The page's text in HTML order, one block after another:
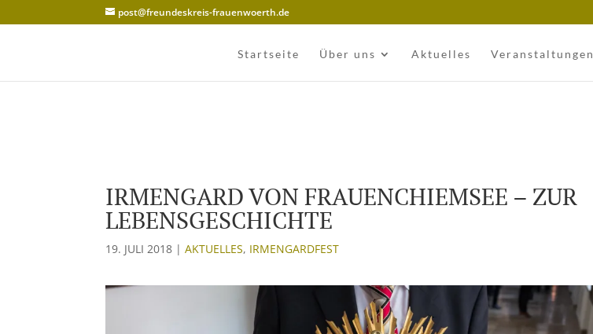
post@freundeskreis-frauenwoerth.de
Startseite Über uns Aktuelles Veranstaltungen
IRMENGARD VON FRAUENCHIEMSEE – ZUR
LEBENSGESCHICHTE
19. JULI 2018 |AKTUELLES, IRMENGARDFEST